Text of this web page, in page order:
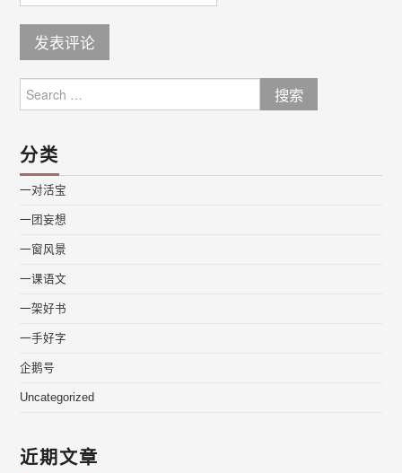
for:
分类
一对活宝
一团妄想
一窗风景
一课语文
一架好书
一手好字
企鹅号
Uncategorized
近期文章